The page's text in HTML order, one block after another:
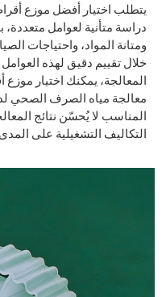
يتطلب اختيار أفضل موزع
دراسة متأنية لعوامل
ومتانة المواد، واحتياجات
خلال تقييم دقيق لهذه
المعالجة، يمكنك اختيار
معالجة مياه الصرف الصحي
المناسب لا يُحسّن نتائج
التكاليف التشغيلية على